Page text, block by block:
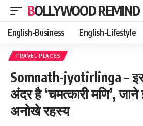
BOLLYWOOD REMIND
English-Business English-Lifestyle
TRAVEL PLACES
Somnath-jyotirlinga – इस
अंदर है ‘चमत्कारी मणि’,
अनोखे रहस्य